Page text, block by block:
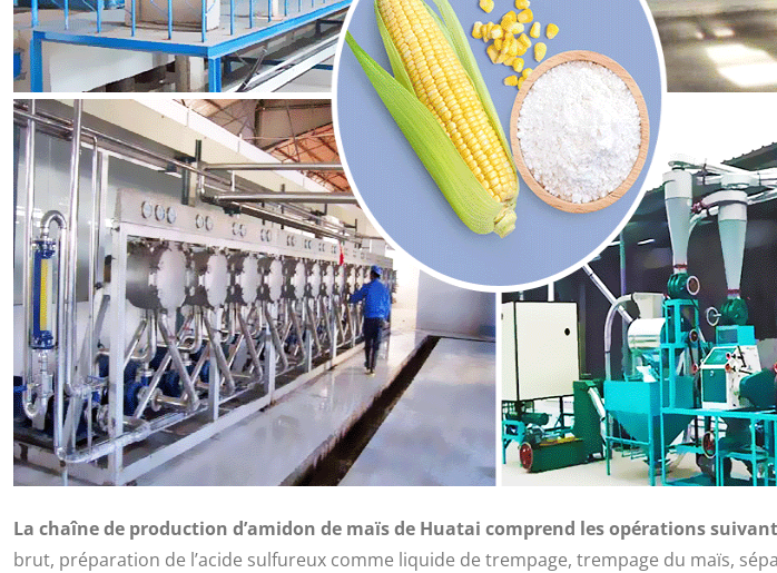
La chaîne de production d’amidon de maïs de Huatai comprend les opérations
brut, préparation de l’acide sulfureux comme liquide de trempage, trempage du maïs,